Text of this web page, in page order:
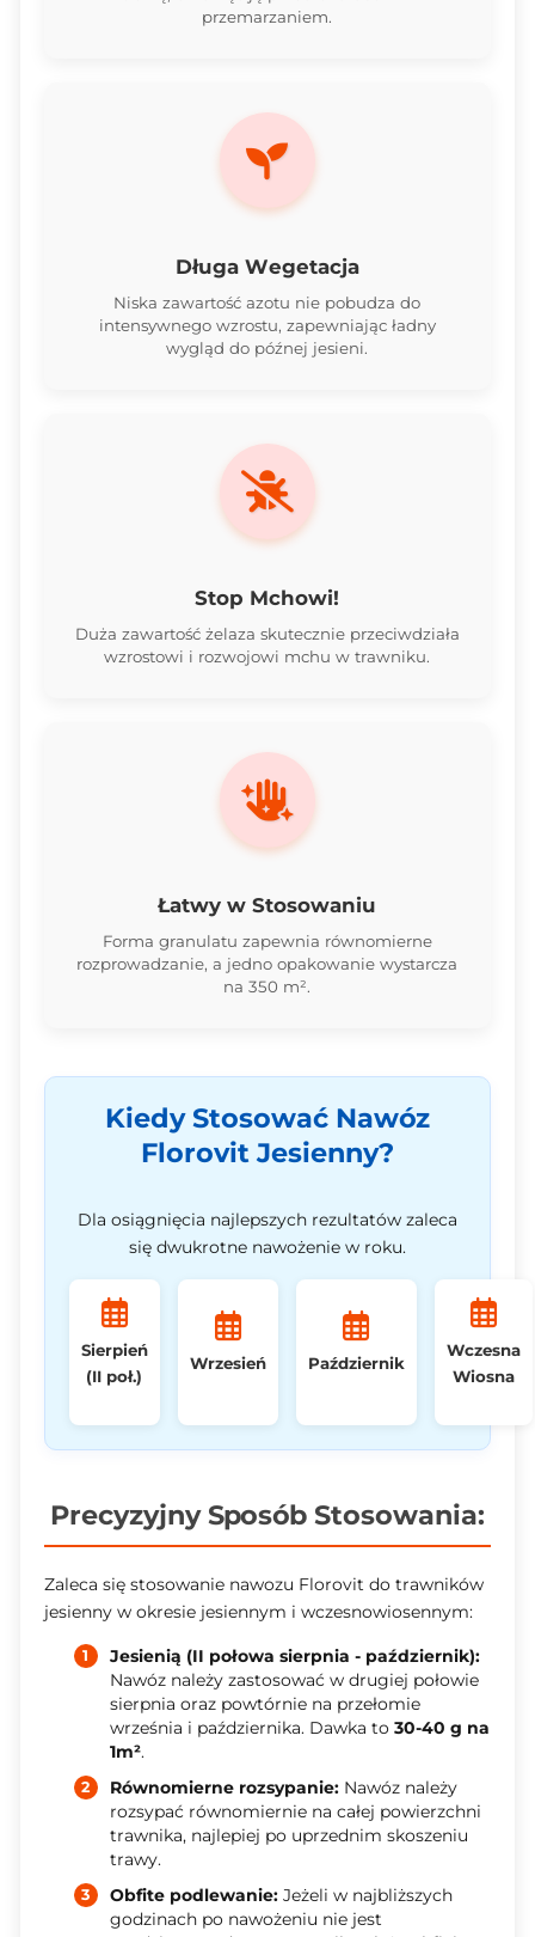
przemarzaniem.
Długa Wegetacja
Niska zawartość azotu nie pobudza do
intensywnego wzrostu, zapewniając ładny
wygląd do późnej jesieni.
Stop Mchowi!
Duża zawartość żelaza skutecznie przeciwdziała
wzrostowi i rozwojowi mchu w trawniku.
Łatwy w Stosowaniu
Forma granulatu zapewnia równomierne
rozprowadzanie, a jedno opakowanie wystarcza
na 350 m².
Kiedy Stosować Nawóz
Florovit Jesienny?
Dla osiągnięcia najlepszych rezultatów zaleca
się dwukrotne nawożenie w roku.
Sierpień
(II poł.)
Wrzesień Październik
Wczesna
Wiosna
Precyzyjny Sposób Stosowania:
Zaleca się stosowanie nawozu Florovit do trawników
jesienny w okresie jesiennym i wczesnowiosennym:
Jesienią (II połowa sierpnia - październik):
Nawóz należy zastosować w drugiej połowie
sierpnia oraz powtórnie na przełomie
września i października. Dawka to 30-40 g na
1m².
Równomierne rozsypanie:Nawóz należy
rozsypać równomiernie na całej powierzchni
trawnika, najlepiej po uprzednim skoszeniu
trawy.
Obfite podlewanie:Jeżeli w najbliższych
godzinach po nawożeniu nie jest